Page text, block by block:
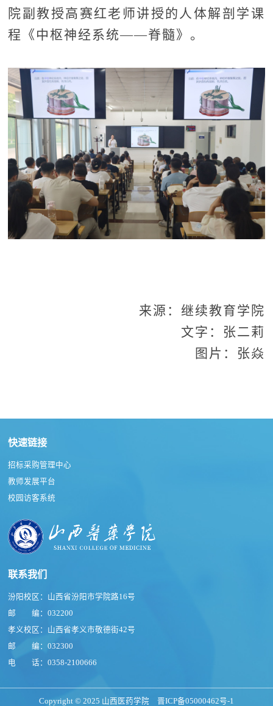
院副教授高赛红老师讲授的人体解剖学课
程《中枢神经系统——脊髓》。
来源：继续教育学院
文字：张二莉
图片：张焱
快速链接
招标采购管理中心
教师发展平台
校园访客系统
联系我们
汾阳校区：山西省汾阳市学院路16号
邮 编：032200
孝义校区：山西省孝义市敬德街42号
邮 编：032300
电 话：0358-2100666
Copyright © 2025 山西医药学院 晋ICP备05000462号-1